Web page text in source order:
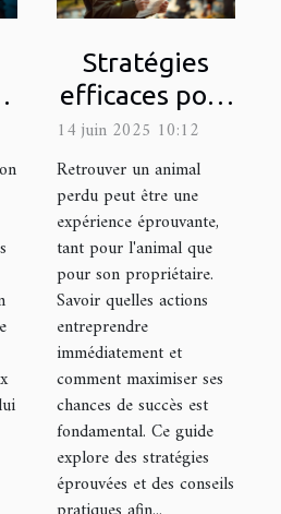
Stratégies
efficaces pour
la recherche
d'animaux
perdus
14 juin 2025 10:12
Retrouver un animal
perdu peut être une
expérience éprouvante,
tant pour l'animal que
pour son propriétaire.
Savoir quelles actions
entreprendre
immédiatement et
comment maximiser ses
chances de succès est
fondamental. Ce guide
explore des stratégies
éprouvées et des conseils